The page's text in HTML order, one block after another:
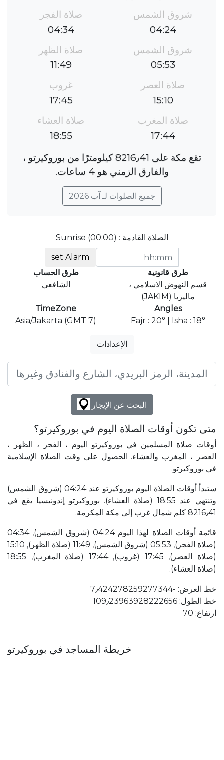
شروق الشمس
04:24
صلاة الفجر
04:34
شروق الشمس
05:53
صلاة الظهر
11:49
صلاة العصر
15:10
غروب
17:45
صلاة المغرب
17:44
صلاة العشاء
18:55
تقع مكة على 8216٫41 كيلومترًا من بوروكيرتو ،
والفارق الزمني هو 4 ساعات.
جميع الصلوات لـ آب 2026
الصلاة القادمة : Sunrise (00:00)
set Alarm
طرق قانونية
قسم النهوض الاسلامي ،
ماليزيا (JAKIM)
طرق الحساب
الشافعي
Angles
Fajr : 20° | Isha : 18°
TimeZone
Asia/Jakarta (GMT 7)
الإعدادات
البحث عن الإيجار
متى تكون أوقات الصلاة اليوم في بوروكيرتو؟
أوقات صلاة المسلمين في بوروكيرتو اليوم ، الفجر ، الظهر ،
العصر ، المغرب والعشاء. الحصول على وقت الصلاة الإسلامية
في بوروكيرتو.
ستبدأ أوقات الصلاة اليوم بوروكيرتو عند 04:24 (شروق الشمس)
وتنتهي عند 18:55 (صلاة العشاء). بوروكيرتو إندونيسيا يقع في
8216٫41 كلم شمال غرب إلى مكة المكرمة.
قائمة أوقات الصلاة لهذا اليوم 04:24 (شروق الشمس), 04:34
(صلاة الفجر), 05:53 (شروق الشمس), 11:49 (صلاة الظهر), 15:10
(صلاة العصر), 17:45 (غروب), 17:44 (صلاة المغرب), 18:55
(صلاة العشاء).
خط العرض: ؜-7٫424278259277344
خط الطول: 109٫23963928222656
ارتفاع: 70
خريطة المساجد في بوروكيرتو